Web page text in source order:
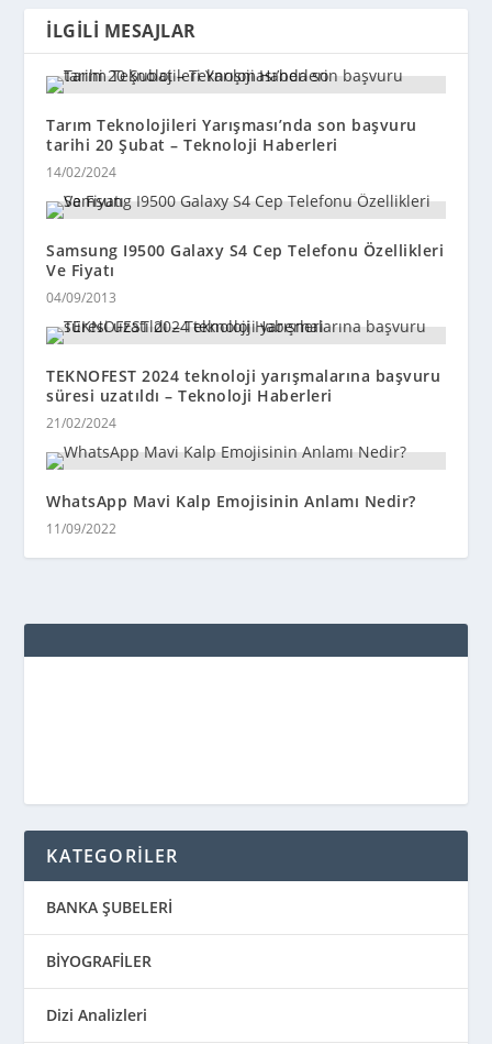
İLGILI MESAJLAR
Tarım Teknolojileri Yarışması’nda son başvuru
tarihi 20 Şubat – Teknoloji Haberleri
14/02/2024
Samsung I9500 Galaxy S4 Cep Telefonu Özellikleri
Ve Fiyatı
04/09/2013
TEKNOFEST 2024 teknoloji yarışmalarına başvuru
süresi uzatıldı – Teknoloji Haberleri
21/02/2024
WhatsApp Mavi Kalp Emojisinin Anlamı Nedir?
11/09/2022
KATEGORİLER
BANKA ŞUBELERİ
BİYOGRAFİLER
Dizi Analizleri